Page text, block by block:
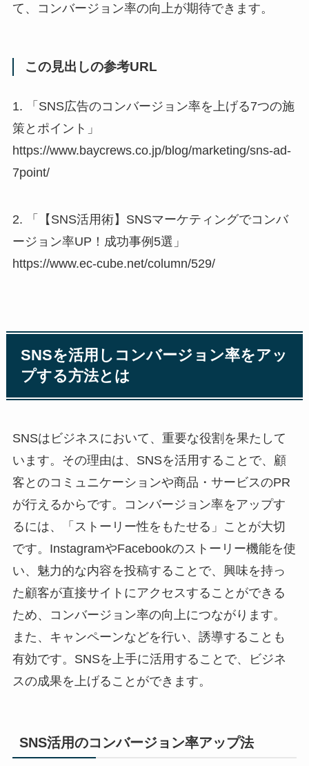
て、コンバージョン率の向上が期待できます。
この見出しの参考URL
1. 「SNS広告のコンバージョン率を上げる7つの施
策とポイント」
https://www.baycrews.co.jp/blog/marketing/sns-ad-
7point/
2. 「【SNS活用術】SNSマーケティングでコンバ
ージョン率UP！成功事例5選」
https://www.ec-cube.net/column/529/
SNSを活用しコンバージョン率をアッ
プする方法とは
SNSはビジネスにおいて、重要な役割を果たして
います。その理由は、SNSを活用することで、顧
客とのコミュニケーションや商品・サービスのPR
が行えるからです。コンバージョン率をアップす
るには、「ストーリー性をもたせる」ことが大切
です。InstagramやFacebookのストーリー機能を使
い、魅力的な内容を投稿することで、興味を持っ
た顧客が直接サイトにアクセスすることができる
ため、コンバージョン率の向上につながります。
また、キャンペーンなどを行い、誘導することも
有効です。SNSを上手に活用することで、ビジネ
スの成果を上げることができます。
SNS活用のコンバージョン率アップ法